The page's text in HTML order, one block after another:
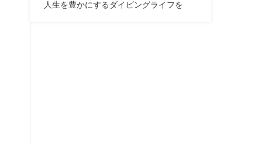
人生を豊かにするダイビングライフを